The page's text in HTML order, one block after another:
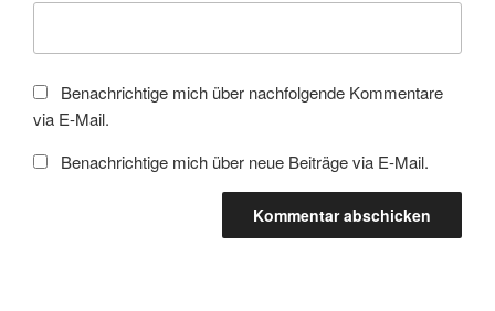
Benachrichtige mich über nachfolgende Kommentare
via E-Mail.
Benachrichtige mich über neue Beiträge via E-Mail.